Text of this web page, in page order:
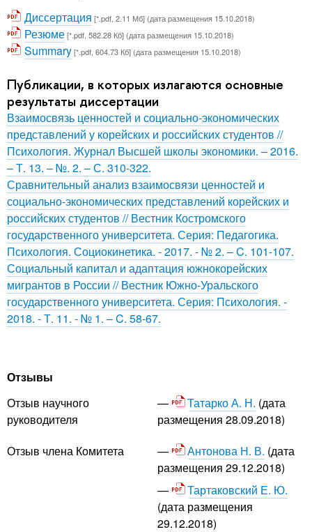
Диссертация [*.pdf, 2.11 Мб] (дата размещения 15.10.2018)
Резюме[*.pdf, 582.28 Кб] (дата размещения 15.10.2018)
Summary[*.pdf, 604.73 Кб] (дата размещения 15.10.2018)
Публикации, в которых излагаются основные
результаты диссертации
Взаимосвязь ценностей и социально-экономических
представлений у корейских и российских студентов //
Психология. Журнал Высшей школы экономики. – 2016.
– Т. 13. – №. 2. – С. 310-322.
Сравнительный анализ взаимосвязи ценностей и
социально-экономических представлений корейских и
российских студентов // Вестник Костромского
государственного университета. Серия: Педагогика.
Психология. Социокинетика. - 2017. - № 2. – C. 101-107.
Социальный капитал и адаптация южнокорейских
мигрантов в России // Вестник Южно-Уральского
государственного университета. Серия: Психология. -
2018. - Т. 11. - № 1. – C. 58-67.
Отзывы
Отзыв научного
руководителя
Татарко А. Н. (дата
размещения 28.09.2018)
Отзыв члена Комитета
Антонова Н. В. (дата
размещения 29.12.2018)
Тартаковский Е. Ю.
(дата размещения
29.12.2018)